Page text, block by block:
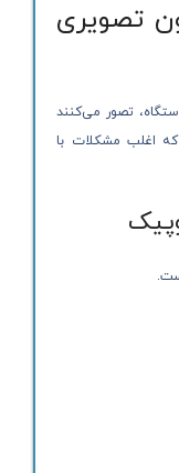
تصویری
تصور می‌کنند
اغلب مشکلات با